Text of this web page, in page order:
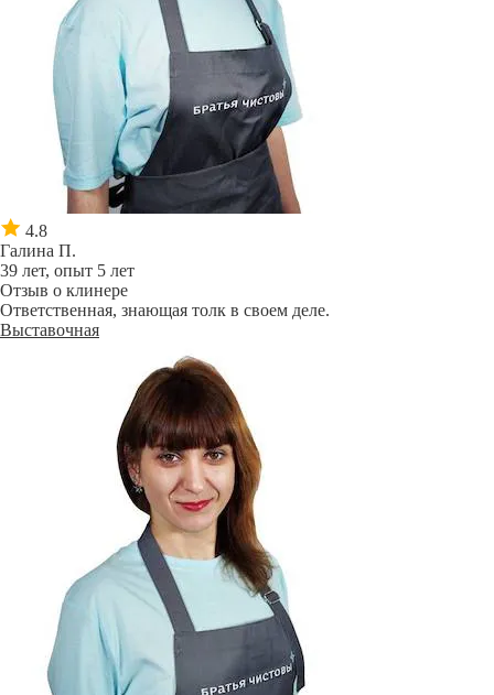
4.8
Галина П.
39 лет, опыт 5 лет
Отзыв о клинере
Ответственная, знающая толк в своем деле.
Выставочная